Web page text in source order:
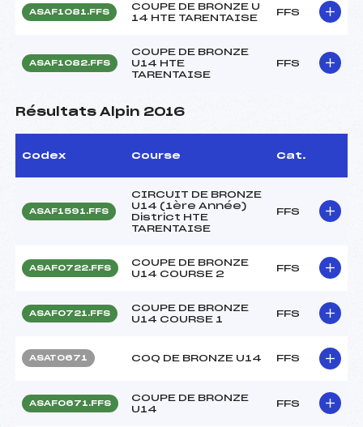
ASAF1081.FFS
COUPE DE BRONZE U
14 HTE TARENTAISE
FFS
ASAF1082.FFS
COUPE DE BRONZE
U14 HTE
TARENTAISE
FFS
Résultats Alpin 2016
Codex Course Cat.
ASAF1591.FFS
CIRCUIT DE BRONZE
U14 (1ère Année)
District HTE
TARENTAISE
FFS
ASAF0722.FFS
COUPE DE BRONZE
U14 COURSE 2
FFS
ASAF0721.FFS
COUPE DE BRONZE
U14 COURSE 1
FFS
ASAT0671 COQ DE BRONZE U14 FFS
ASAF0671.FFS
COUPE DE BRONZE
U14
FFS